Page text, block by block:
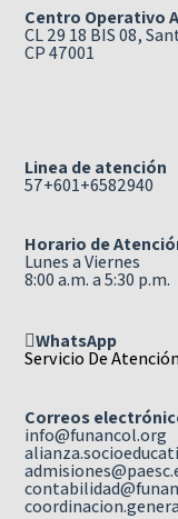
Centro Operativo
CL 29 18 BIS 08,
CP 47001
Linea de atención
57+601+6582940
Horario de
Lunes a Viernes
8:00 a.m. a 5:30 p.m.
WhatsApp
Servicio De
Correos
info@funancol.org